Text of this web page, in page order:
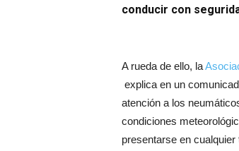
conducir con
A rueda de ello, la
explica en un
atención a los
condiciones
presentarse en